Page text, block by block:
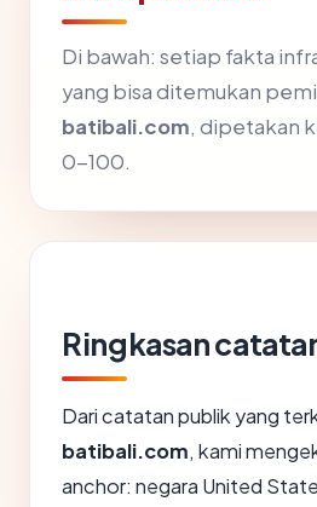
Di bawah: setiap fakta
yang bisa ditemukan
batibali.com, dipetakan
0-100.
Ringkasan
Dari catatan publik yang
batibali.com, kami
anchor: negara United